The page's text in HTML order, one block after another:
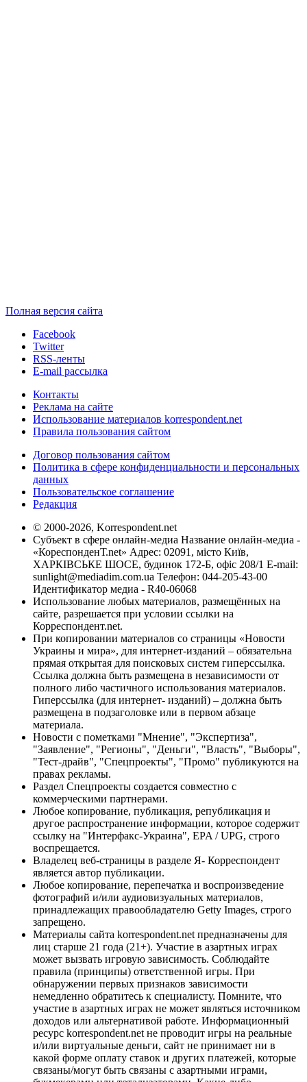
Полная версия сайта
Facebook
Twitter
RSS-ленты
E-mail рассылка
Контакты
Реклама на сайте
Использование материалов korrespondent.net
Правила пользования сайтом
Договор пользования сайтом
Политика в сфере конфиденциальности и персональных
данных
Пользовательское соглашение
Редакция
© 2000-2026, Korrespondent.net
Субъект в сфере онлайн-медиа Название онлайн-медиа -
«КореспонденТ.net» Адрес: 02091, місто Київ,
ХАРКІВСЬКЕ ШОСЕ, будинок 172-Б, офіс 208/1 E-mail:
sunlight@mediadim.com.ua Телефон: 044-205-43-00
Идентификатор медиа - R40-06068
Использование любых материалов, размещённых на
сайте, разрешается при условии ссылки на
Корреспондент.net.
При копировании материалов со страницы «Новости
Украины и мира», для интернет-изданий – обязательна
прямая открытая для поисковых систем гиперссылка.
Ссылка должна быть размещена в независимости от
полного либо частичного использования материалов.
Гиперссылка (для интернет- изданий) – должна быть
размещена в подзаголовке или в первом абзаце
материала.
Новости с пометками "Мнение", "Экспертиза",
"Заявление", "Регионы", "Деньги", "Власть", "Выборы",
"Тест-драйв", "Спецпроекты", "Промо" публикуются на
правах рекламы.
Раздел Спецпроекты создается совместно с
коммерческими партнерами.
Любое копирование, публикация, републикация и
другое распространение информации, которое содержит
ссылку на "Интерфакс-Украина", EPA / UPG, строго
воспрещается.
Владелец веб-страницы в разделе Я- Корреспондент
является автор публикации.
Любое копирование, перепечатка и воспроизведение
фотографий и/или аудиовизуальных материалов,
принадлежащих правообладателю Getty Images, строго
запрещено.
Материалы сайта korrespondent.net предназначены для
лиц старше 21 года (21+). Участие в азартных играх
может вызвать игровую зависимость. Соблюдайте
правила (принципы) ответственной игры. При
обнаружении первых признаков зависимости
немедленно обратитесь к специалисту. Помните, что
участие в азартных играх не может являться источником
доходов или альтернативой работе. Информационный
ресурс korrespondent.net не проводит игры на реальные
и/или виртуальные деньги, сайт не принимает ни в
какой форме оплату ставок и других платежей, которые
связаны/могут быть связаны с азартными играми,